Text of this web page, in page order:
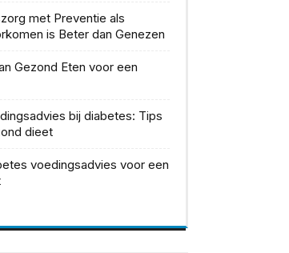
met Preventie als
is Beter dan Genezen
Gezond Eten voor een
bij diabetes: Tips
dieet
voedingsadvies voor een